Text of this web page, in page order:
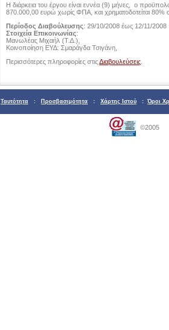
Η διάρκεια του έργου είναι εννέα (9) μήνες, ο
870.000,00 ευρώ χωρίς ΦΠΑ, και χρηματοδοτείται
Περίοδος Διαβούλευσης: 29/10/2008 έως 12/11/2008
Στοιχεία Επικοινωνίας:
Μανωλέας Μιχαήλ (Τ.Δ.),
Κοινοποίηση ΕΥΔ: Σμαράγδα Τσιγάνη,
Περισσότερες πληροφορίες στιςΔιαβουλεύσεις
Ταυτότητα : Προσβασιμότητα : Χάρτης Ιστού : Όροι
©2005